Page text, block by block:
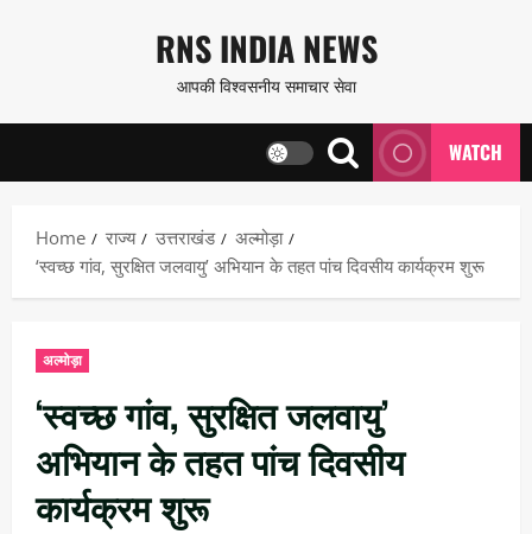
content
RNS INDIA NEWS
आपकी विश्वसनीय समाचार सेवा
WATCH
Home राज्य उत्तराखंड
अल्मोड़ा
‘स्वच्छ गांव, सुरक्षित जलवायु’ अभियान के तहत पांच दिवसीय कार्यक्रम शुरू
अल्मोड़ा
‘स्वच्छ गांव, सुरक्षित जलवायु’
अभियान के तहत पांच दिवसीय
कार्यक्रम शुरू